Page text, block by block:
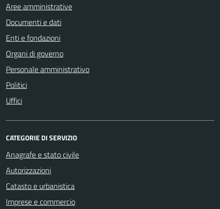
Aree amministrative
Documenti e dati
Enti e fondazioni
Organi di governo
Personale amministrativo
Politici
Uffici
CATEGORIE DI SERVIZIO
Anagrafe e stato civile
Autorizzazioni
Catasto e urbanistica
Imprese e commercio